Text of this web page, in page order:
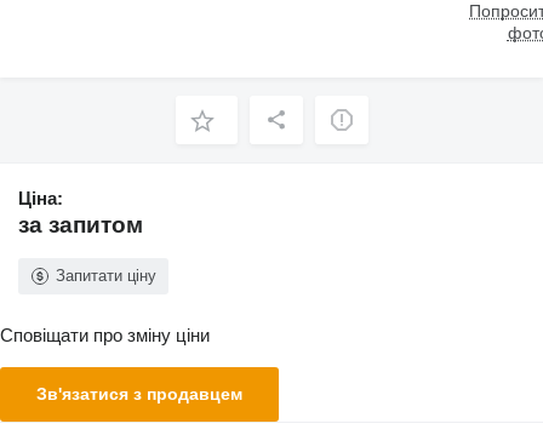
Ціна:
за запитом
Запитати ціну
Сповіщати про зміну ціни
Зв'язатися з продавцем